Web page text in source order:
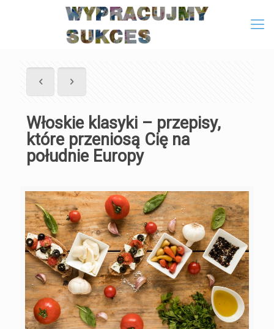
Włoskie klasyki – przepisy,
które przeniosą Cię na
południe Europy